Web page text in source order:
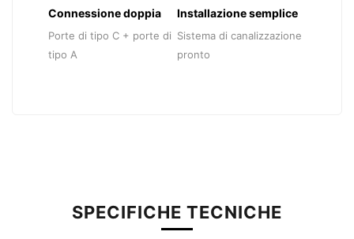
Connessione doppia
Porte di tipo C + porte di
tipo A
Installazione semplice
Sistema di canalizzazione
pronto
SPECIFICHE TECNICHE